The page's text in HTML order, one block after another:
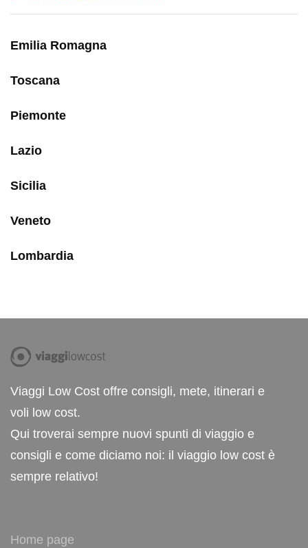
Emilia Romagna
Toscana
Piemonte
Lazio
Sicilia
Veneto
Lombardia
Viaggi Low Cost offre consigli, mete, itinerari e
voli low cost.
Qui troverai sempre nuovi spunti di viaggio e
consigli e come diciamo noi: il viaggio low cost è
sempre relativo!
Home page